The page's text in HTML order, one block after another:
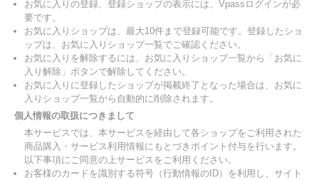
お気に入りの登録、登録ショップの表示には、Vpassログインが必
要です。
お気に入りショップは、最大10件まで登録可能です。登録したショ
ップは、お気に入りショップ一覧でご確認ください。
お気に入りを解除するには、お気に入りショップ一覧から「お気に
入り解除」ボタンで解除してください。
お気に入りに登録したショップが掲載終了となった場合は、お気に
入りショップ一覧から自動的に削除されます。
個人情報の取扱につきまして
本サービスでは、本サービスを経由して各ショップをご利用された
商品購入・サービス利用情報にもとづきポイント付与を行います。
以下事項にご同意の上サービスをご利用ください。
お客様のカードを識別する符号（行動情報のID）を利用し、サイト